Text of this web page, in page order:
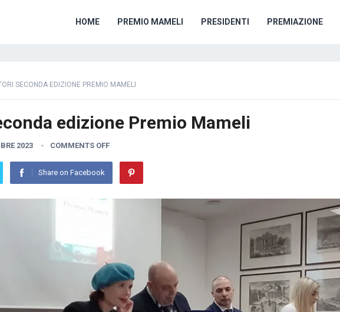
HOME PREMIO MAMELI PRESIDENTI PREMIAZIONE
SECONDA EDIZIONE PREMIO MAMELI
edizione Premio Mameli
2023 COMMENTS OFF
Share on Facebook